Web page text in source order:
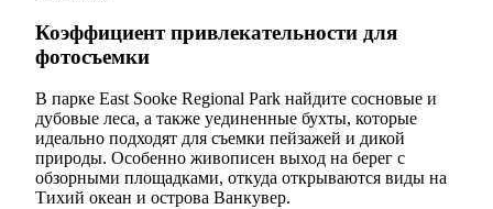
Коэффициент привлекательности для
фотосъемки
В парке East Sooke Regional Park найдите сосновые и
дубовые леса, а также уединенные бухты, которые
идеально подходят для съемки пейзажей и дикой
природы. Особенно живописен выход на берег с
обзорными площадками, откуда открываются виды на
Тихий океан и острова Ванкувер.